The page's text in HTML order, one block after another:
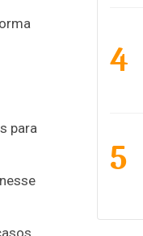
para
4
5